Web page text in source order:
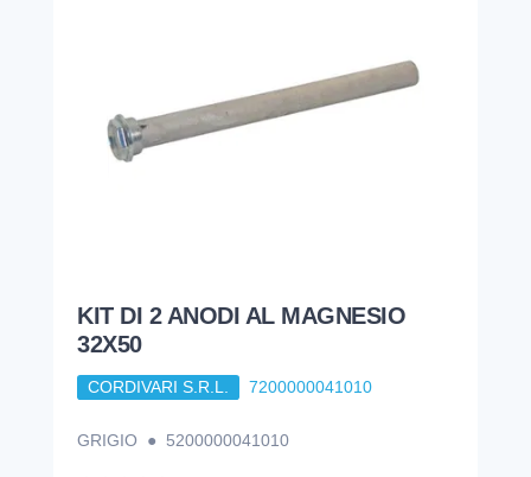
KIT DI 2 ANODI AL MAGNESIO
32X50
CORDIVARI S.R.L. 7200000041010
GRIGIO ● 5200000041010